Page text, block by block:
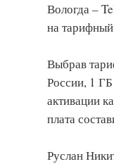
Вологда –
на
Выбрав
России, 1
активации
плата
Руслан